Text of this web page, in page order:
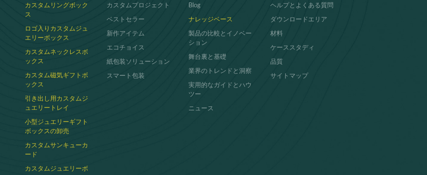
カスタムリングボック
ス
ロゴ入りカスタムジュ
エリーボックス
カスタムネックレスボ
ックス
カスタム磁気ギフトボ
ックス
引き出し用カスタムジ
ュエリートレイ
小型ジュエリーギフト
ボックスの卸売
カスタムサンキューカ
ード
カスタムジュエリーボ
カスタムプロジェクト
ベストセラー
新作アイテム
エコチョイス
紙包装ソリューション
スマート包装
Blog
ナレッジベース
製品の比較とイノベー
ション
舞台裏と基礎
業界のトレンドと洞察
実用的なガイドとハウ
ツー
ニュース
ヘルプとよくある質問
ダウンロードエリア
材料
ケーススタディ
品質
サイトマップ